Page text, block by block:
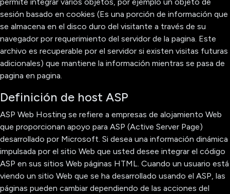
sesión basado en cookies (Es una porción de información que
se almacena en el disco duro del visitante a través de su
navegador por requerimiento del servidor de la pagina. Este
archivo es recuperable por el servidor si existen visitas futuras
adicionales) que mantiene la información mientras se pasa de
pagina en pagina.
Definición de host ASP
ASP Web Hosting se refiere a empresas de alojamiento Web
que proporcionan apoyo para ASP (Active Server Page)
desarrollado por Microsoft. Si desea una información dinámica
impulsada por el sitio Web que usted desee integrar el código
ASP en sus sitios Web páginas HTML. Cuando un usuario está
viendo un sitio Web que se ha desarrollado usando el ASP, las
páginas pueden cambiar dependiendo de las acciones del